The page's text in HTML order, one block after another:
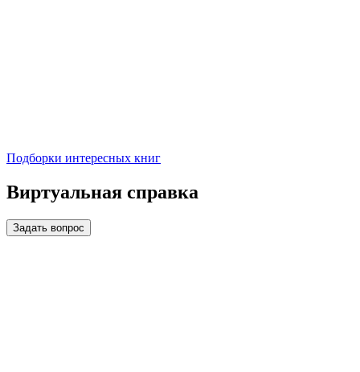
Подборки интересных книг
Виртуальная справка
Задать вопрос